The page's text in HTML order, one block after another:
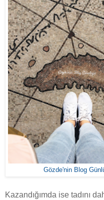
Gözde'nin Blog
Kazandığımda ise tadını